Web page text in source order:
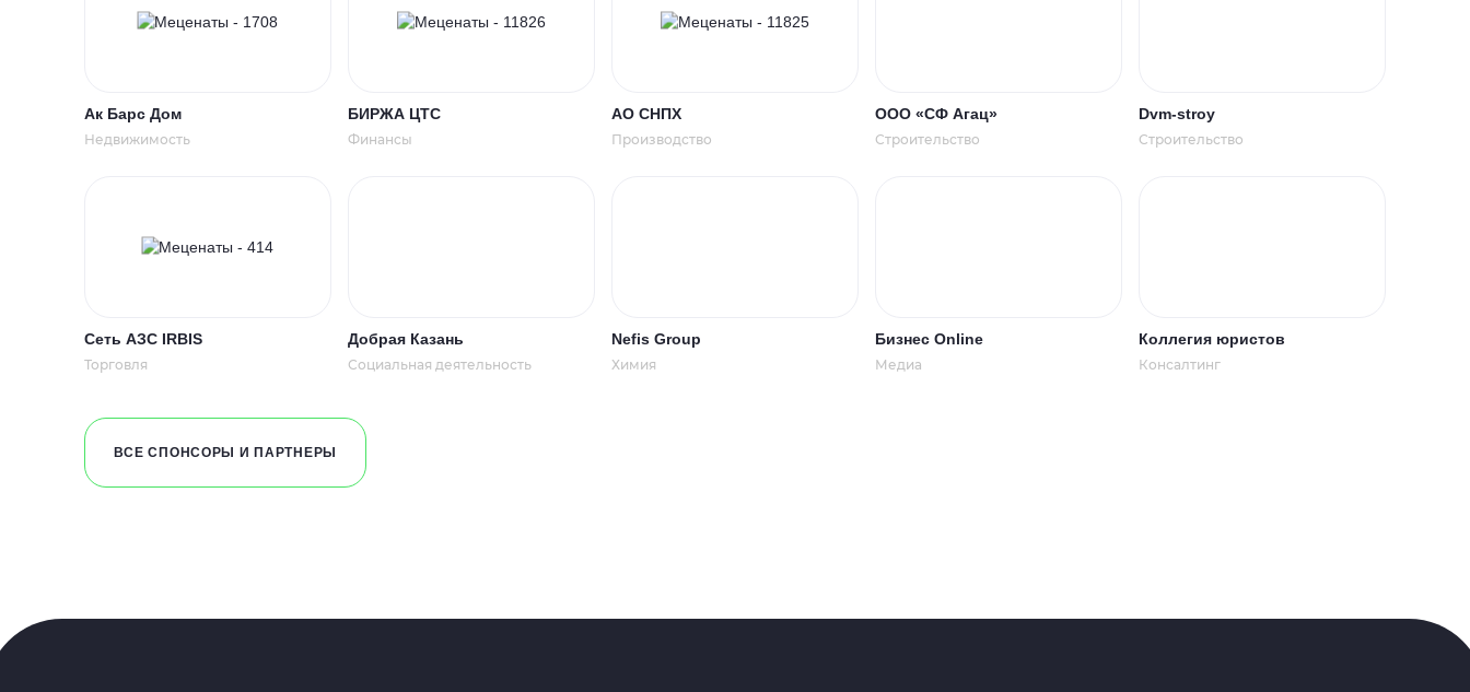
Ак Барс Дом
Недвижимость
БИРЖА ЦТС
Финансы
АО СНПХ
Производство
ООО «СФ Агац»
Строительство
Dvm-stroy
Строительство
Сеть АЗС IRBIS
Торговля
Добрая Казань
Социальная деятельность
Nefis Group
Химия
Бизнес Online
Медиа
Коллегия юристов
Консалтинг
ВСЕ СПОНСОРЫ И ПАРТНЕРЫ